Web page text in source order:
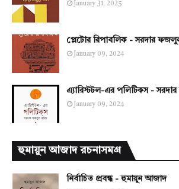
January 31, 2025
প্লেটোর রিপাবলিক - সরদার
January 09, 2024
এ্যারিস্টটল-এর পলিটিকস -
January 09, 2024
হুমায়ুন আজাদ রচনাসমগ্র
নির্বাচিত প্রবন্ধ - হুমায়ুন আজাদ